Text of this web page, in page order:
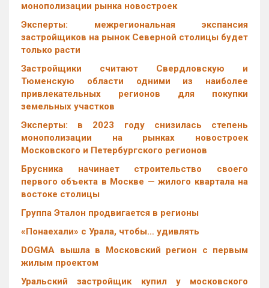
монополизации рынка новостроек
Эксперты: межрегиональная экспансия
застройщиков на рынок Северной столицы будет
только расти
Застройщики считают Свердловскую и
Тюменскую области одними из наиболее
привлекательных регионов для покупки
земельных участков
Эксперты: в 2023 году снизилась степень
монополизации на рынках новостроек
Московского и Петербургского регионов
Брусника начинает строительство своего
первого объекта в Москве — жилого квартала на
востоке столицы
Группа Эталон продвигается в регионы
«Понаехали» с Урала, чтобы… удивлять
DOGMA вышла в Московский регион с первым
жилым проектом
Уральский застройщик купил у московского